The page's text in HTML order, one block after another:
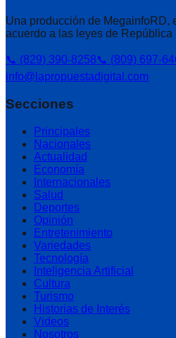
Una producción de MegainfoRD,
acuerdo a las leyes de República
📞 (829) 390-8258📞 (809) 697-
info@lapropuestadigital.com
Secciones
Principales
Nacionales
Actualidad
Economía
Internacionales
Salud
Deportes
Opinión
Entretenimiento
Variedades
Tecnología
Inteligencia Artificial
Cultura
Turismo
Historias de Interés
Videos
Nosotros